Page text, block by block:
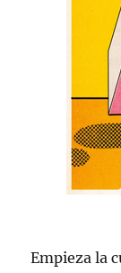
Empieza la